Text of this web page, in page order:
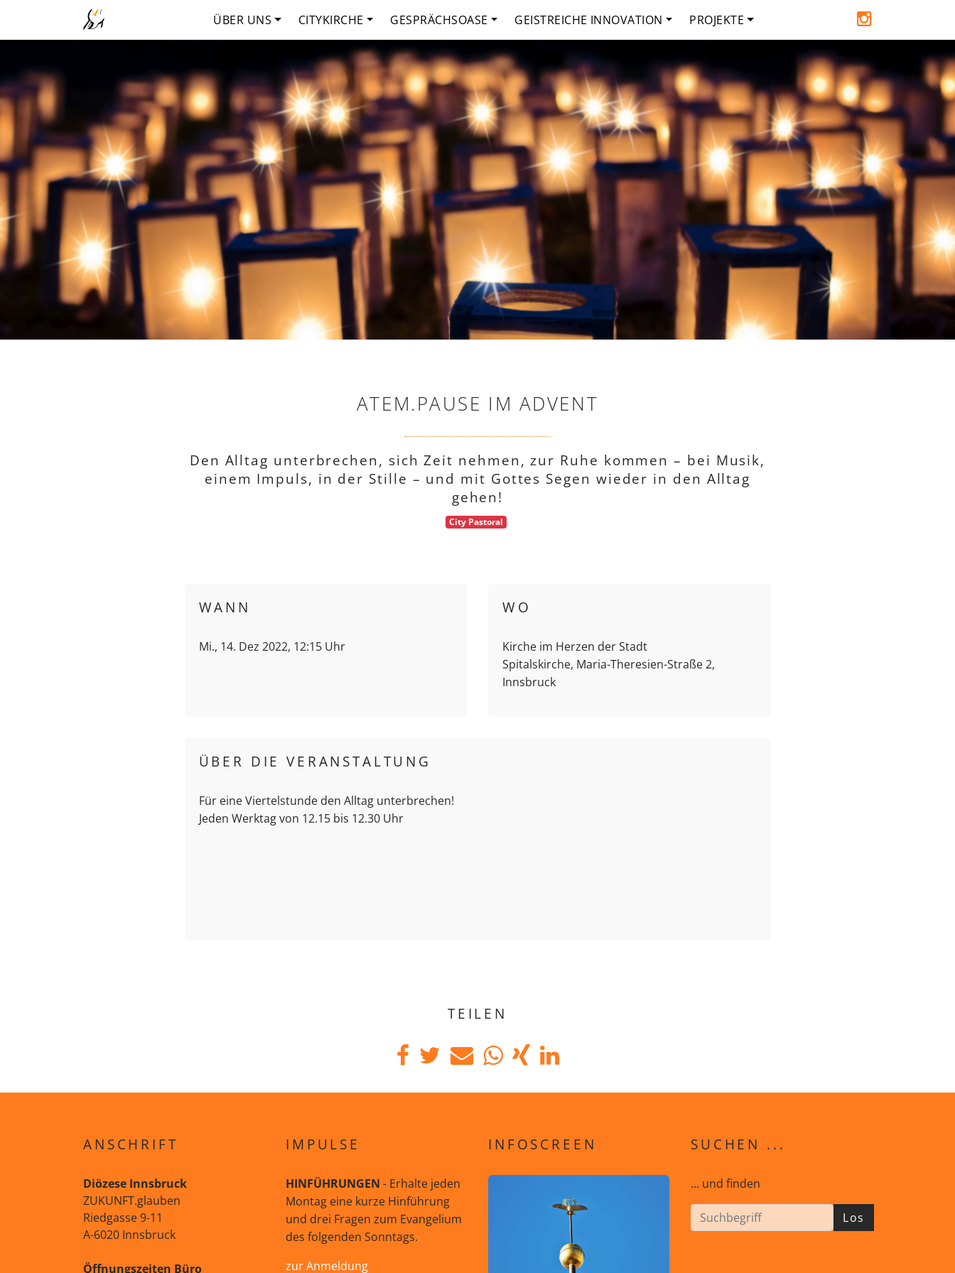
ÜBER UNS CITYKIRCHE GESPRÄCHSOASE GEISTREICHE INNOVATION PROJEKTE
ATEM.PAUSE IM ADVENT
Den Alltag unterbrechen, sich Zeit nehmen, zur Ruhe kommen – bei Musik,
einem Impuls, in der Stille – und mit Gottes Segen wieder in den Alltag
gehen!
City Pastoral
WANN
Mi., 14. Dez 2022, 12:15 Uhr
WO
Kirche im Herzen der Stadt
Spitalskirche, Maria-Theresien-Straße 2,
Innsbruck
ÜBER DIE VERANSTALTUNG
Für eine Viertelstunde den Alltag unterbrechen!
Jeden Werktag von 12.15 bis 12.30 Uhr
TEILEN
ANSCHRIFT
Diözese Innsbruck
ZUKUNFT.glauben
Riedgasse 9-11
A-6020 Innsbruck
Öffnungszeiten Büro
IMPULSE
HINFÜHRUNGEN - Erhalte jeden
Montag eine kurze Hinführung
und drei Fragen zum Evangelium
des folgenden Sonntags.
zur Anmeldung
INFOSCREEN SUCHEN ...
... und finden
Los